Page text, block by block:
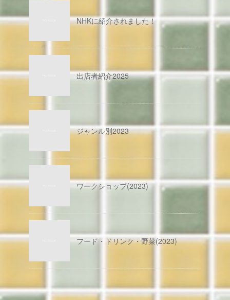
NHKに紹介されました！
出店者紹介2025
ジャンル別2023
ワークショップ(2023)
フード・ドリンク・野菜(2023)